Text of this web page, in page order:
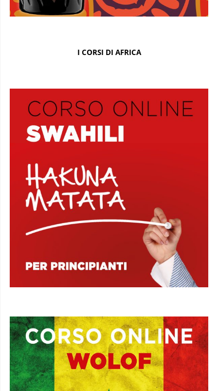
I CORSI DI AFRICA